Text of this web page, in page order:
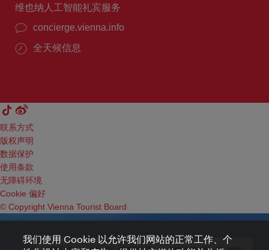
维也纳人工智能礼宾服务
concierge.vienna.info
全天候信息
联系方式
版权声明
数据保护
使用条款
无障碍环境
Cookie 偏好
© Copyright Vienna Tourist Board
我们使用 Cookie 以允许我们网站的正常工作、个